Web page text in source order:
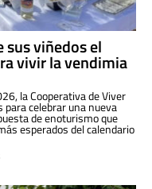
sus viñedos el
vivir la vendimia
la Cooperativa de Viver
celebrar una nueva
de enoturismo que
esperados del calendario